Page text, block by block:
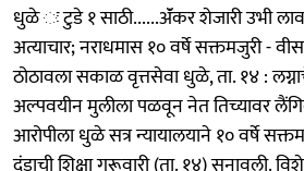
धुळे ः टुडे १ साठी......ॲंकर शेजारी उभी
अत्याचार; नराधमास १० वर्षे सक्तमजुरी -
ठोठावला सकाळ वृत्तसेवा धुळे, ता. १४ :
अल्पवयीन मुलीला पळवून नेत तिच्यावर
आरोपीला धुळे सत्र न्यायालयाने १० वर्षे